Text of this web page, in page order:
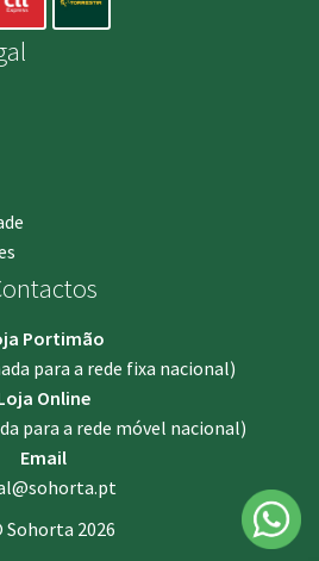
Portimão
para a rede fixa nacional)
Online
para a rede móvel nacional)
Email
Sohorta 2026